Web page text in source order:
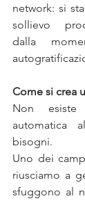
network: si
sollievo
dalla
Come si crea
Non esiste
automatica
bisogni.
Uno dei
riusciamo a
sfuggono al